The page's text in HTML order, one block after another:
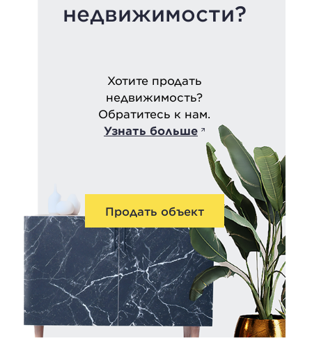
недвижимости?
Хотите продать
недвижимость?
Обратитесь к нам.
Узнать больше
Продать объект